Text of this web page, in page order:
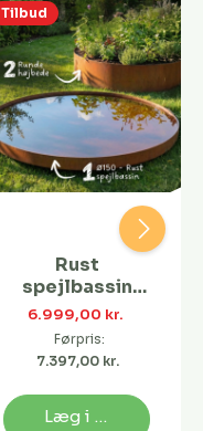
Tilbud
Rust
spejlbassin
Ø150 med
runde højbede
| Flere
størrelser
6.999,00 kr.
Førpris:
7.397,00 kr.
Læg i kurv